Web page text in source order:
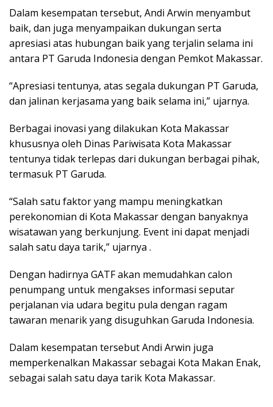
Dalam kesempatan tersebut, Andi Arwin menyambut
baik, dan juga menyampaikan dukungan serta
apresiasi atas hubungan baik yang terjalin selama ini
antara PT Garuda Indonesia dengan Pemkot Makassar.
“Apresiasi tentunya, atas segala dukungan PT Garuda,
dan jalinan kerjasama yang baik selama ini,” ujarnya.
Berbagai inovasi yang dilakukan Kota Makassar
khususnya oleh Dinas Pariwisata Kota Makassar
tentunya tidak terlepas dari dukungan berbagai pihak,
termasuk PT Garuda.
“Salah satu faktor yang mampu meningkatkan
perekonomian di Kota Makassar dengan banyaknya
wisatawan yang berkunjung. Event ini dapat menjadi
salah satu daya tarik,” ujarnya .
Dengan hadirnya GATF akan memudahkan calon
penumpang untuk mengakses informasi seputar
perjalanan via udara begitu pula dengan ragam
tawaran menarik yang disuguhkan Garuda Indonesia.
Dalam kesempatan tersebut Andi Arwin juga
memperkenalkan Makassar sebagai Kota Makan Enak,
sebagai salah satu daya tarik Kota Makassar.